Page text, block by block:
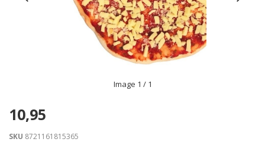
Image 1 / 1
10,95
SKU 8721161815365